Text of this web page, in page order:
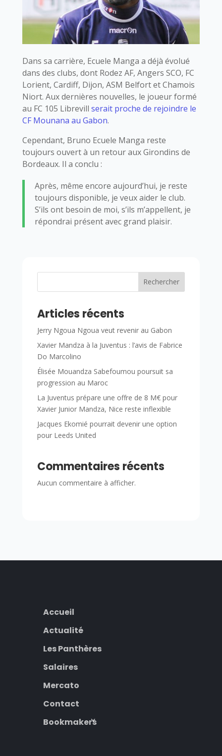
Dans sa carrière, Ecuele Manga a déjà évolué
dans des clubs, dont Rodez AF, Angers SCO, FC
Lorient, Cardiff, Dijon, ASM Belfort et Chamois
Niort. Aux dernières nouvelles, le joueur formé
au FC 105 Librevill serait proche de rejoindre le
CF Mounana au Gabon.
Cependant, Bruno Ecuele Manga reste
toujours ouvert à un retour aux Girondins de
Bordeaux. Il a conclu :
Après, même encore aujourd’hui, je reste
toujours disponible, je veux aider le club.
S’ils ont besoin de moi, s’ils m’appellent, je
répondrai présent avec grand plaisir.
Rechercher
Articles récents
Jerry Ngoua Ngoua veut revenir au Gabon
Xavier Mandza à la Juventus : l’avis de Fabrice
Do Marcolino
Élisée Mouandza Sabefoumou poursuit sa
progression au Maroc
La Juventus prépare une offre de 8 M€ pour
Xavier Junior Mandza, Nice reste inflexible
Jacques Ekomié pourrait devenir une option
pour Leeds United
Commentaires récents
Aucun commentaire à afficher.
Accueil
Actualité
Les Panthères
Salaires
Mercato
Contact
Bookmakers